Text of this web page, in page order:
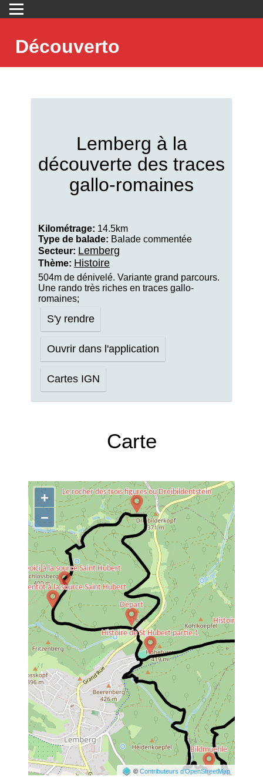
Découverto
Lemberg à la
découverte des traces
gallo-romaines
Kilométrage: 14.5km
Type de balade: Balade commentée
Secteur: Lemberg
Thème: Histoire
504m de dénivelé. Variante grand parcours.
Une rando très riches en traces gallo-
romaines;
S'y rendre
Ouvrir dans l'application
Cartes IGN
Carte
+
−
©Contributeurs d’OpenStreetMap